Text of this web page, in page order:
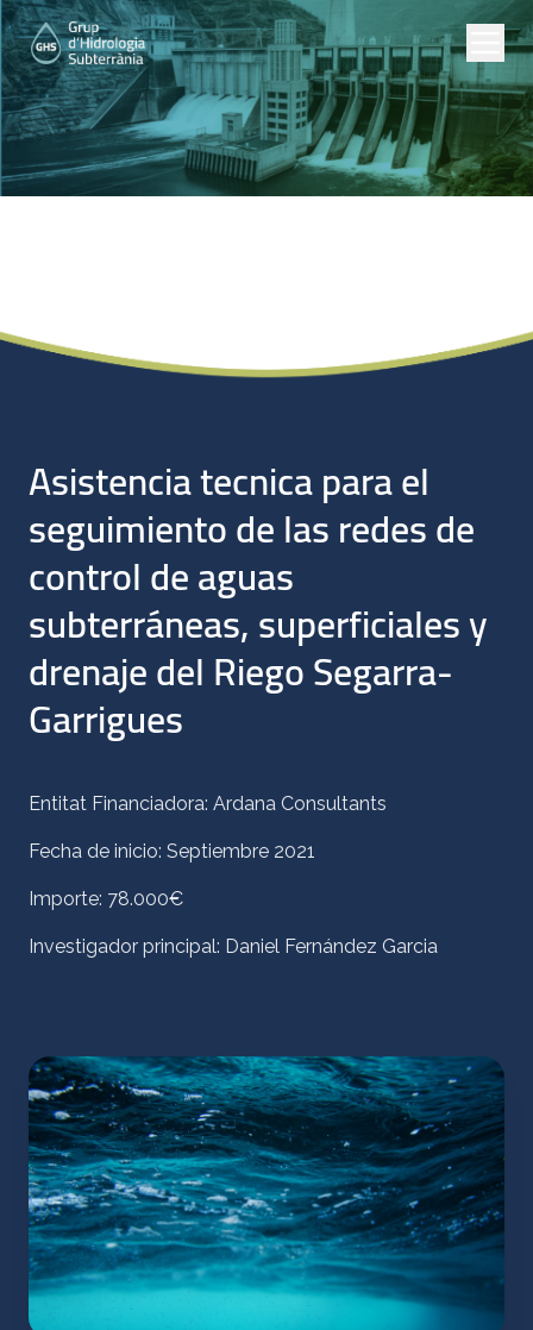
Asistencia tecnica para el
seguimiento de las redes de
control de aguas
subterráneas, superficiales y
drenaje del Riego Segarra-
Garrigues
Entitat Financiadora: Ardana Consultants
Fecha de inicio: Septiembre 2021
Importe: 78.000€
Investigador principal: Daniel Fernández Garcia